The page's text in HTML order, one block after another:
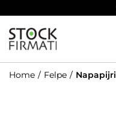
Home Felpe Napapijri